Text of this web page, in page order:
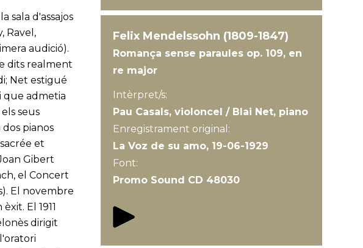
sala d'assajos
Ravel,
audició).
dits realment
Net estigué
que admetia
seus
pianos
et
Gibert
el Concert
El novembre
El 1911
dirigit
Felix Mendelssohn (1809-1847)
Romança sense paraules op. 109, en
re major
Intèrpret/s:
Pau Casals, violoncel / Blai Net, piano
Enregistrament original:
La Voz de su amo, 19-06-1929
Font:
Promo Sound CD 48030